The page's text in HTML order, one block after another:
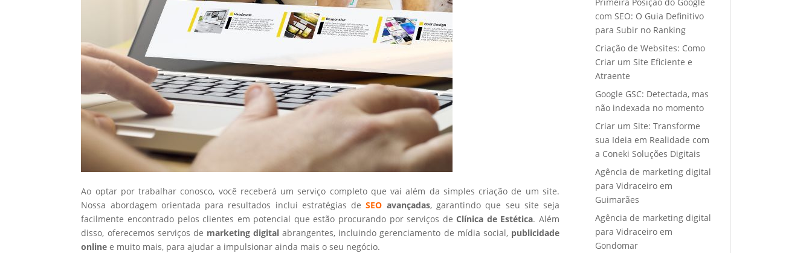
Ao optar por trabalhar conosco, você receberá um serviço completo que vai além da simples criação de um site.
Nossa abordagem orientada para resultados inclui estratégias deSEO avançadas, garantindo que seu site seja
facilmente encontrado pelos clientes em potencial que estão procurando por serviços deClínica de Estética. Além
disso, oferecemos serviços de marketing digitalabrangentes, incluindo gerenciamento de mídia social, publicidade
online e muito mais, para ajudar a impulsionar ainda mais o seu negócio.
com SEO: O Guia Definitivo
para Subir no Ranking
Criação de Websites: Como
Criar um Site Eficiente e
Atraente
Google GSC: Detectada, mas
não indexada no momento
Criar um Site: Transforme
sua Ideia em Realidade com
a Coneki Soluções Digitais
Agência de marketing digital
para Vidraceiro em
Guimarães
Agência de marketing digital
para Vidraceiro em
Gondomar